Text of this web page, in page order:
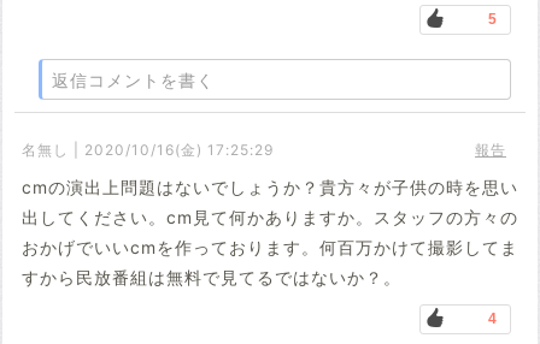
5
返信コメントを書く
名無し | 2020/10/16(金) 17:25:29 報告
cmの演出上問題はないでしょうか？貴方々が子供の時を思い
出してください。cm見て何かありますか。スタッフの方々の
おかげでいいcmを作っております。何百万かけて撮影してま
すから民放番組は無料で見てるではないか？。
4